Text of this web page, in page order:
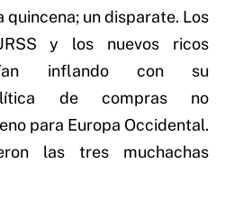
quincena; un disparate. Los
y los nuevos ricos
inflando con su
de compras no
para Europa Occidental.
las tres muchachas